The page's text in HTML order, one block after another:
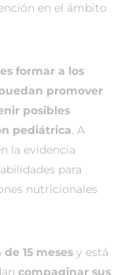
en el ámbito
formar a los
promover
posibles
pediátrica. A
la evidencia
para
nutricionales
15 meses y está
compaginar sus